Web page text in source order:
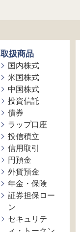
取扱商品
国内株式
米国株式
中国株式
投資信託
債券
ラップ口座
投信積立
信用取引
円預金
外貨預金
年金・保険
証券担保ロー
ン
セキュリテ